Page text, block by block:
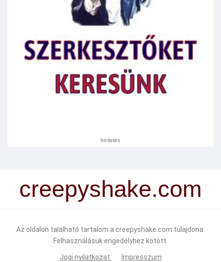
hirdetés
creepyshake.com
Az oldalon található tartalom a creepyshake.com tulajdona.
Felhasználásuk engedélyhez kötött.
Jogi nyilatkozat Impresszum